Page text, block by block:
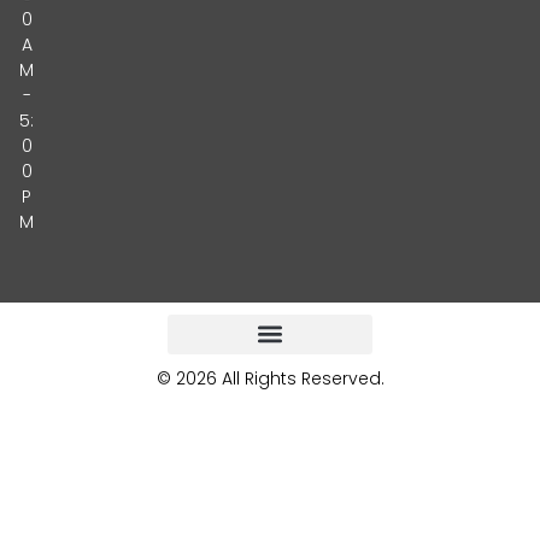
0
A
M
-
5:
0
0
P
M
© 2026 All Rights Reserved.